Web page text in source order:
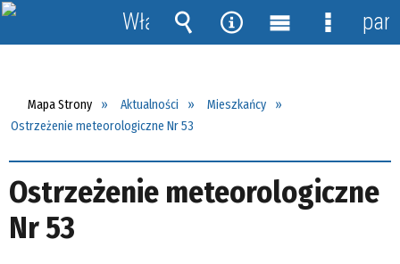
Mapa Strony Aktualności
Mieszkańcy
Ostrzeżenie meteorologiczne Nr 53
Ostrzeżenie meteorologiczne
Nr 53
Włącz
powiadomienia
Wyszukiwarka
Narzędzia
MenuMenu